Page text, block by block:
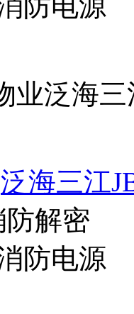
业泛海
泛海三江